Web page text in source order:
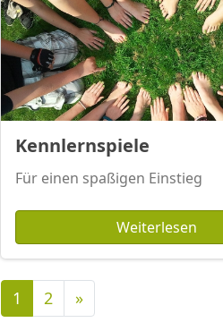
Kennlernspiele
Für einen spaßigen Einstieg
Weiterlesen
1 2 »Nächste